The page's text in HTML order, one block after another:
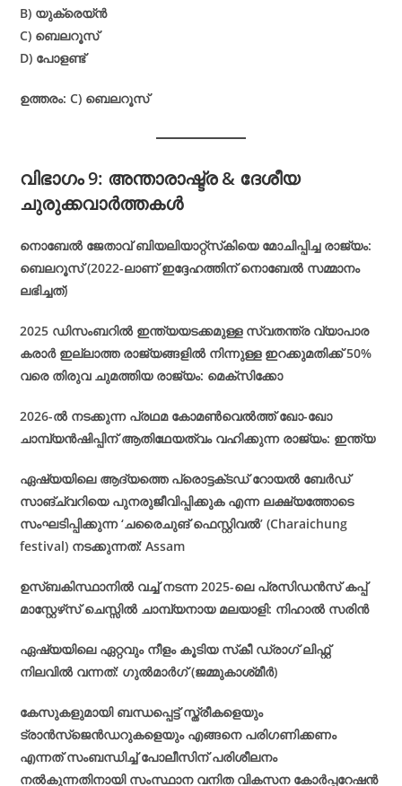
B) യുക്രെയ്ൻ
C) ബെലറൂസ്
D) പോളണ്ട്
ഉത്തരം: C) ബെലറൂസ്
വിഭാഗം 9: അന്താരാഷ്ട്ര & ദേശീയ
ചുരുക്കവാർത്തകൾ
നൊബേൽ ജേതാവ് ബിയലിയാറ്റ്സ്‌കിയെ മോചിപ്പിച്ച രാജ്യം:
ബെലറൂസ് (2022-ലാണ് ഇദ്ദേഹത്തിന് നൊബേൽ സമ്മാനം
ലഭിച്ചത്)
2025 ഡിസംബറിൽ ഇന്ത്യയടക്കമുള്ള സ്വതന്ത്ര വ്യാപാര
കരാർ ഇല്ലാത്ത രാജ്യങ്ങളിൽ നിന്നുള്ള ഇറക്കുമതിക്ക് 50%
വരെ തിരുവ ചുമത്തിയ രാജ്യം: മെക്സിക്കോ
2026-ൽ നടക്കുന്ന പ്രഥമ കോമൺവെൽത്ത് ഖോ-ഖോ
ചാമ്പ്യൻഷിപ്പിന് ആതിഥേയത്വം വഹിക്കുന്ന രാജ്യം: ഇന്ത്യ
ഏഷ്യയിലെ ആദ്യത്തെ പ്രൊട്ടക്‌ടഡ് റോയൽ ബേർഡ്
സാങ്‌ച്വറിയെ പുനരുജീവിപ്പിക്കുക എന്ന ലക്ഷ്യത്തോടെ
സംഘടിപ്പിക്കുന്ന ‘ചരൈചുങ് ഫെസ്റ്റിവൽ’ (Charaichung
festival) നടക്കുന്നത്: Assam
ഉസ്ബകിസ്ഥാനിൽ വച്ച് നടന്ന 2025-ലെ പ്രസിഡൻസ് കപ്പ്
മാസ്റ്റേഴ്‌സ് ചെസ്സിൽ ചാമ്പ്യനായ മലയാളി: നിഹാൽ സരിൻ
ഏഷ്യയിലെ ഏറ്റവും നീളം കൂടിയ സ്‌കീ ഡ്രാഗ് ലിഫ്റ്റ്
നിലവിൽ വന്നത്: ഗുൽമാർഗ് (ജമ്മുകാശ്‌മീർ)
കേസുകളുമായി ബന്ധപ്പെട്ട് സ്ത്രീകളെയും
ട്രാൻസ്ജെൻഡറുകളെയും എങ്ങനെ പരിഗണിക്കണം
എന്നത് സംബന്ധിച്ച് പോലീസിന് പരിശീലനം
നൽകുന്നതിനായി സംസ്ഥാന വനിത വികസന കോർപ്പറേഷൻ